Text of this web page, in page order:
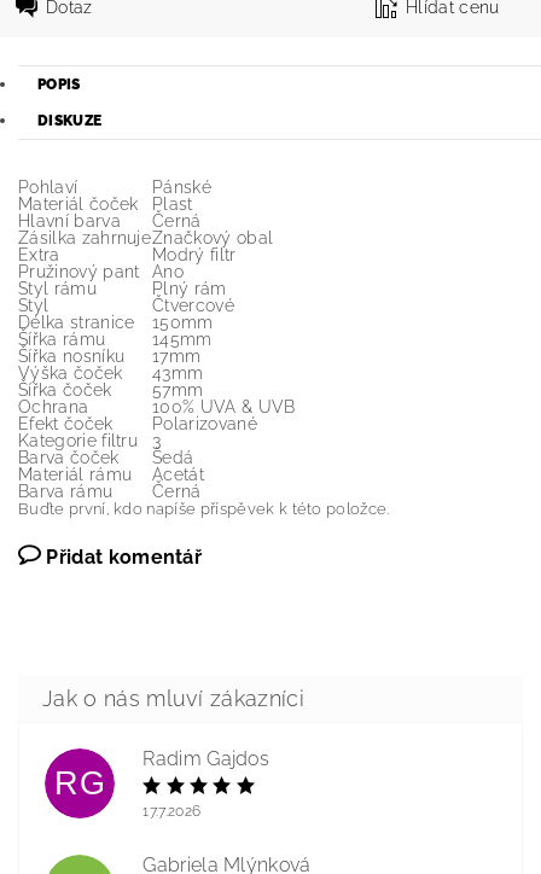
Dotaz Hlídat cenu
POPIS
DISKUZE
Pohlaví
Pánské
Materiál čoček
Plast
Hlavní barva
Černá
Zásilka zahrnujeZnačkový obal
Extra
Modrý filtr
Pružinový pant
Ano
Styl rámu
Plný rám
Styl
Čtvercové
Délka stranice
150mm
Šířka rámu
145mm
Šířka nosníku
17mm
Výška čoček
43mm
Šířka čoček
57mm
Ochrana
100% UVA & UVB
Efekt čoček
Polarizované
Kategorie filtru
3
Barva čoček
Šedá
Materiál rámu
Acetát
Barva rámu
Černá
Buďte první, kdo napíše příspěvek k této položce.
Přidat komentář
RG
Radim Gajdos
17.7.2026
Gabriela Mlýnková